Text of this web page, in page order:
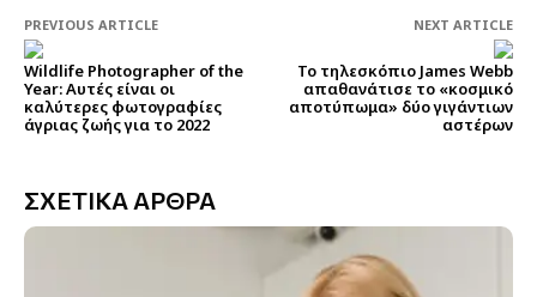
PREVIOUS ARTICLE
Wildlife Photographer of the
Year: Αυτές είναι οι
καλύτερες φωτογραφίες
άγριας ζωής για το 2022
NEXT ARTICLE
Το τηλεσκόπιο James Webb
απαθανάτισε το «κοσμικό
αποτύπωμα» δύο γιγάντιων
αστέρων
ΣΧΕΤΙΚΑ ΑΡΘΡΑ